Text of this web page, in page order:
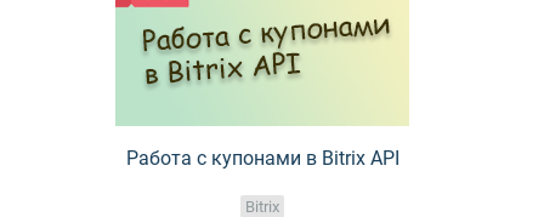
Работа с купонами в Bitrix API
Bitrix